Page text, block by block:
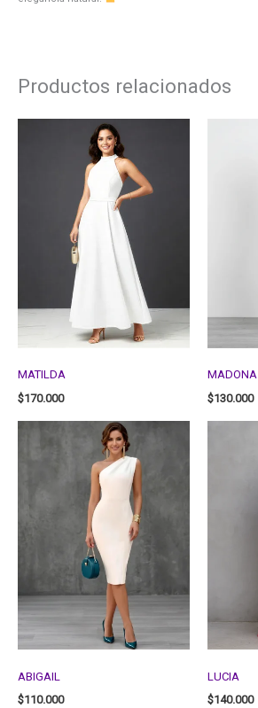
Productos relacionados
MATILDA
$170.000
MADONA
$130.000
ABIGAIL
$110.000
LUCIA
$140.000